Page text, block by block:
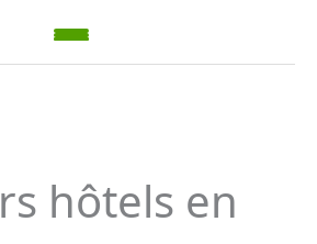
hôtels en